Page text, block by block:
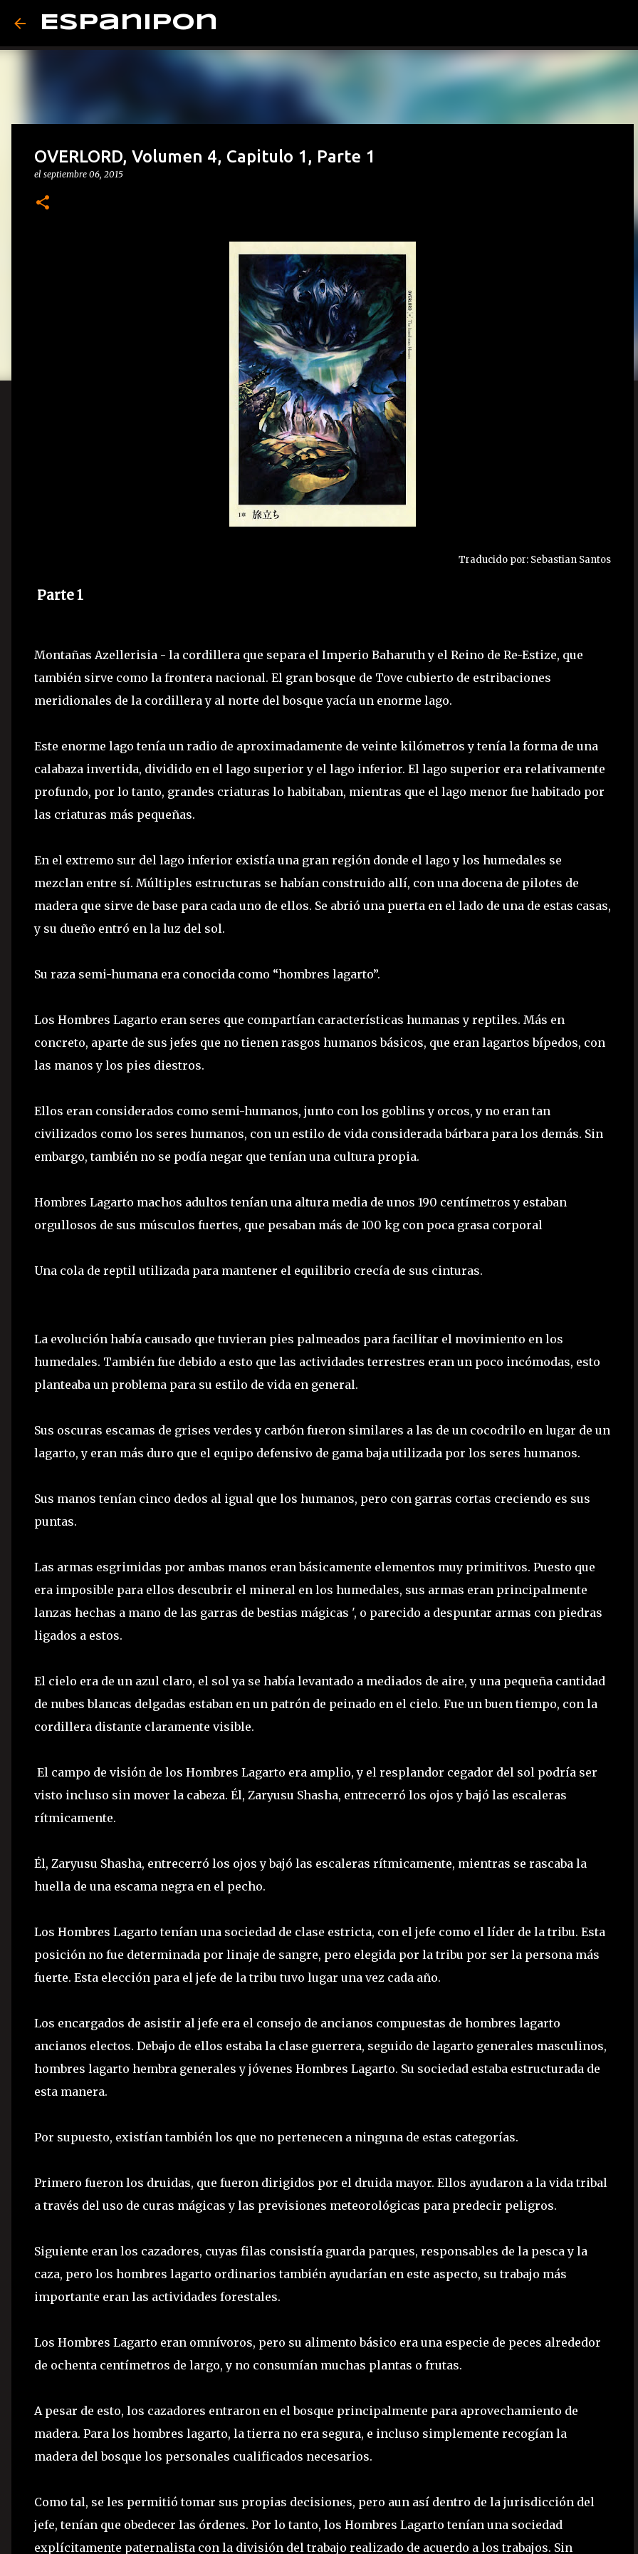
Espanipon
OVERLORD, Volumen 4, Capitulo 1, Parte 1
el septiembre 06, 2015
Traducido por: Sebastian Santos
Parte 1
Montañas Azellerisia - la cordillera que separa el Imperio Baharuth y el Reino de Re-Estize, que
también sirve como la frontera nacional. El gran bosque de Tove cubierto de estribaciones
meridionales de la cordillera y al norte del bosque yacía un enorme lago.
Este enorme lago tenía un radio de aproximadamente de veinte kilómetros y tenía la forma de una
calabaza invertida, dividido en el lago superior y el lago inferior. El lago superior era relativamente
profundo, por lo tanto, grandes criaturas lo habitaban, mientras que el lago menor fue habitado por
las criaturas más pequeñas.
En el extremo sur del lago inferior existía una gran región donde el lago y los humedales se
mezclan entre sí. Múltiples estructuras se habían construido allí, con una docena de pilotes de
madera que sirve de base para cada uno de ellos. Se abrió una puerta en el lado de una de estas casas,
y su dueño entró en la luz del sol.
Su raza semi-humana era conocida como “hombres lagarto”.
Los Hombres Lagarto eran seres que compartían características humanas y reptiles. Más en
concreto, aparte de sus jefes que no tienen rasgos humanos básicos, que eran lagartos bípedos, con
las manos y los pies diestros.
Ellos eran considerados como semi-humanos, junto con los goblins y orcos, y no eran tan
civilizados como los seres humanos, con un estilo de vida considerada bárbara para los demás. Sin
embargo, también no se podía negar que tenían una cultura propia.
Hombres Lagarto machos adultos tenían una altura media de unos 190 centímetros y estaban
orgullosos de sus músculos fuertes, que pesaban más de 100 kg con poca grasa corporal
Una cola de reptil utilizada para mantener el equilibrio crecía de sus cinturas.
La evolución había causado que tuvieran pies palmeados para facilitar el movimiento en los
humedales. También fue debido a esto que las actividades terrestres eran un poco incómodas, esto
planteaba un problema para su estilo de vida en general.
Sus oscuras escamas de grises verdes y carbón fueron similares a las de un cocodrilo en lugar de un
lagarto, y eran más duro que el equipo defensivo de gama baja utilizada por los seres humanos.
Sus manos tenían cinco dedos al igual que los humanos, pero con garras cortas creciendo es sus
puntas.
Las armas esgrimidas por ambas manos eran básicamente elementos muy primitivos. Puesto que
era imposible para ellos descubrir el mineral en los humedales, sus armas eran principalmente
lanzas hechas a mano de las garras de bestias mágicas ', o parecido a despuntar armas con piedras
ligados a estos.
El cielo era de un azul claro, el sol ya se había levantado a mediados de aire, y una pequeña cantidad
de nubes blancas delgadas estaban en un patrón de peinado en el cielo. Fue un buen tiempo, con la
cordillera distante claramente visible.
El campo de visión de los Hombres Lagarto era amplio, y el resplandor cegador del sol podría ser
visto incluso sin mover la cabeza. Él, Zaryusu Shasha, entrecerró los ojos y bajó las escaleras
rítmicamente.
Él, Zaryusu Shasha, entrecerró los ojos y bajó las escaleras rítmicamente, mientras se rascaba la
huella de una escama negra en el pecho.
Los Hombres Lagarto tenían una sociedad de clase estricta, con el jefe como el líder de la tribu. Esta
posición no fue determinada por linaje de sangre, pero elegida por la tribu por ser la persona más
fuerte. Esta elección para el jefe de la tribu tuvo lugar una vez cada año.
Los encargados de asistir al jefe era el consejo de ancianos compuestas de hombres lagarto
ancianos electos. Debajo de ellos estaba la clase guerrera, seguido de lagarto generales masculinos,
hombres lagarto hembra generales y jóvenes Hombres Lagarto. Su sociedad estaba estructurada de
esta manera.
Por supuesto, existían también los que no pertenecen a ninguna de estas categorías.
Primero fueron los druidas, que fueron dirigidos por el druida mayor. Ellos ayudaron a la vida tribal
a través del uso de curas mágicas y las previsiones meteorológicas para predecir peligros.
Siguiente eran los cazadores, cuyas filas consistía guarda parques, responsables de la pesca y la
caza, pero los hombres lagarto ordinarios también ayudarían en este aspecto, su trabajo más
importante eran las actividades forestales.
Los Hombres Lagarto eran omnívoros, pero su alimento básico era una especie de peces alrededor
de ochenta centímetros de largo, y no consumían muchas plantas o frutas.
A pesar de esto, los cazadores entraron en el bosque principalmente para aprovechamiento de
madera. Para los hombres lagarto, la tierra no era segura, e incluso simplemente recogían la
madera del bosque los personales cualificados necesarios.
Como tal, se les permitió tomar sus propias decisiones, pero aun así dentro de la jurisdicción del
jefe, tenían que obedecer las órdenes. Por lo tanto, los Hombres Lagarto tenían una sociedad
explícitamente paternalista con la división del trabajo realizado de acuerdo a los trabajos. Sin